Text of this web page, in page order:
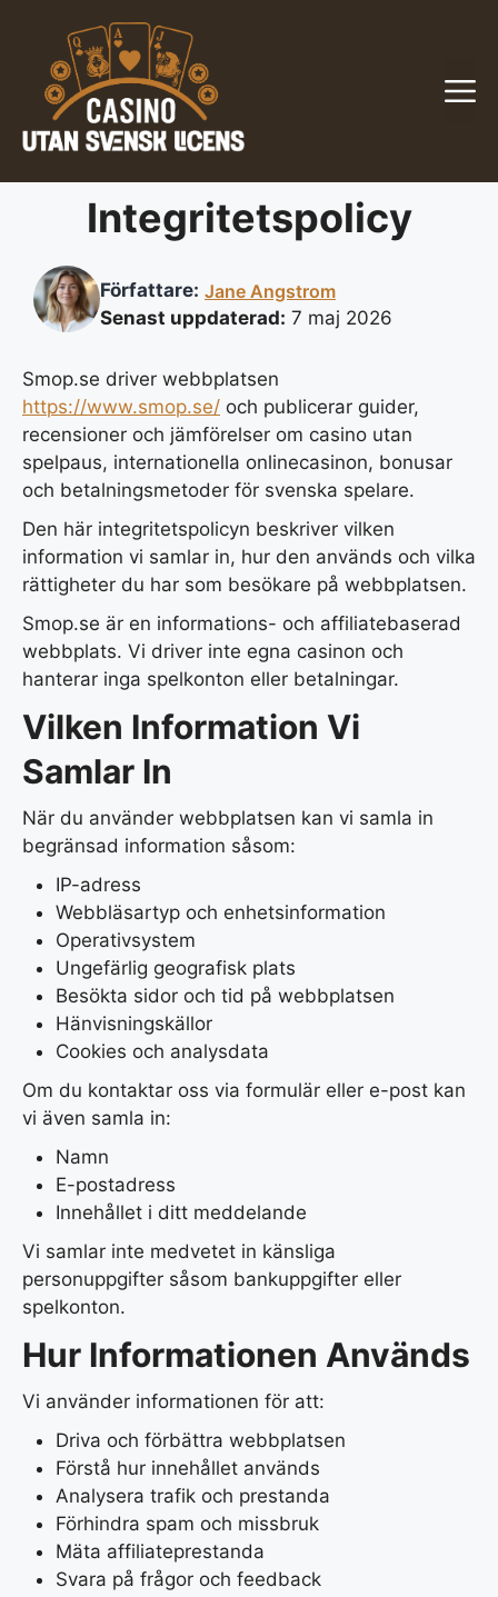
innehåll
Integritetspolicy
Författare: Jane Angstrom
Senast uppdaterad: 7 maj 2026
Smop.se driver webbplatsen
https://www.smop.se/ och publicerar guider,
recensioner och jämförelser om casino utan
spelpaus, internationella onlinecasinon, bonusar
och betalningsmetoder för svenska spelare.
Den här integritetspolicyn beskriver vilken
information vi samlar in, hur den används och vilka
rättigheter du har som besökare på webbplatsen.
Smop.se är en informations- och affiliatebaserad
webbplats. Vi driver inte egna casinon och
hanterar inga spelkonton eller betalningar.
Vilken Information Vi
Samlar In
När du använder webbplatsen kan vi samla in
begränsad information såsom:
IP-adress
Webbläsartyp och enhetsinformation
Operativsystem
Ungefärlig geografisk plats
Besökta sidor och tid på webbplatsen
Hänvisningskällor
Cookies och analysdata
Om du kontaktar oss via formulär eller e-post kan
vi även samla in:
Namn
E-postadress
Innehållet i ditt meddelande
Vi samlar inte medvetet in känsliga
personuppgifter såsom bankuppgifter eller
spelkonton.
Hur Informationen Används
Vi använder informationen för att:
Driva och förbättra webbplatsen
Förstå hur innehållet används
Analysera trafik och prestanda
Förhindra spam och missbruk
Mäta affiliateprestanda
Svara på frågor och feedback